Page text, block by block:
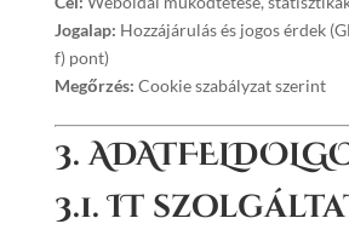
Jogalap: Hozzájárulás és jogos érdek
f) pont)
Megőrzés: Cookie szabályzat szerint
3.
3.1. IT